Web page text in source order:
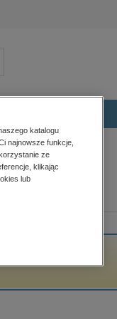
katalogu
najnowsze funkcje,
ze
klikając
lub